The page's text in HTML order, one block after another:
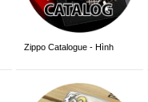
Zippo Catalogue - Hình